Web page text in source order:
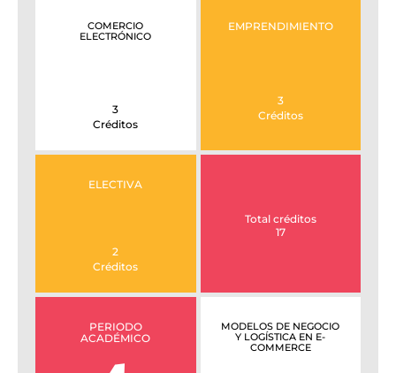
COMERCIO
ELECTRÓNICO
3
Créditos
EMPRENDIMIENTO
3
Créditos
ELECTIVA
2
Créditos
Total créditos
17
PERIODO
ACADÉMICO
MODELOS DE NEGOCIO
Y LOGÍSTICA EN E-
COMMERCE